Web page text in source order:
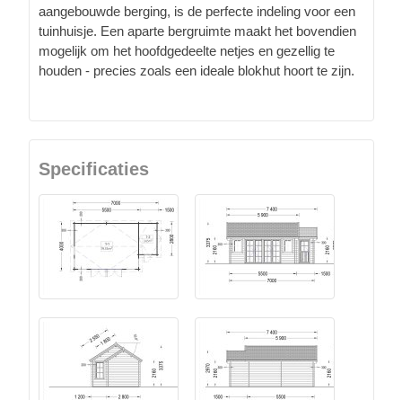
aangebouwde berging, is de perfecte indeling voor een
tuinhuisje. Een aparte bergruimte maakt het bovendien
mogelijk om het hoofdgedeelte netjes en gezellig te
houden - precies zoals een ideale blokhut hoort te zijn.
Specificaties